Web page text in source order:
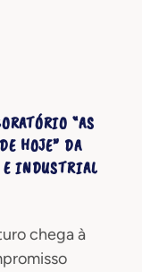
“AS
HOJE” DA
E INDUSTRIAL
chega à